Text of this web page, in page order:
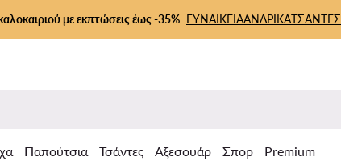
με εκπτώσεις έως -35% ΓΥΝΑΙΚΕΙΑΑΝΔΡΙΚΑΤΣΑΝΤΕΣ
Παπούτσια Τσάντες Αξεσουάρ Σπορ Premium